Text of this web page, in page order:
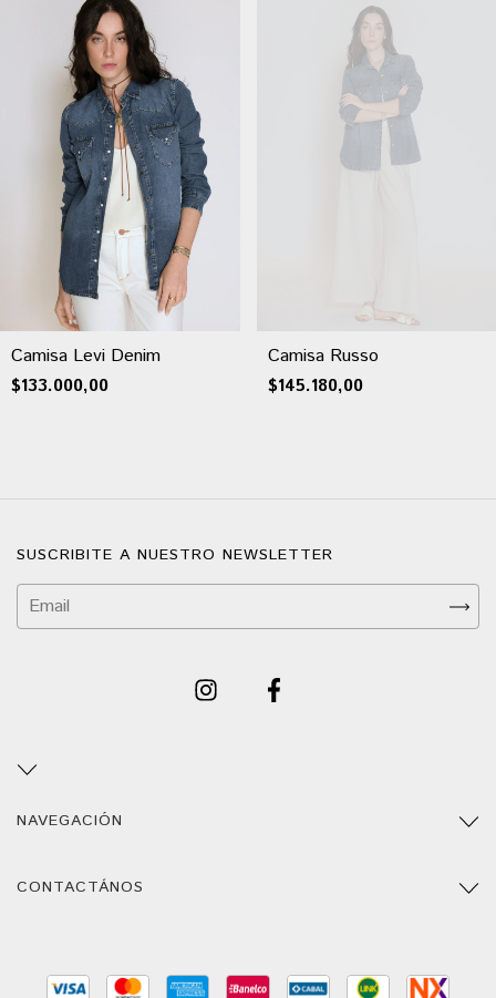
Camisa Levi Denim
$133.000,00
Camisa Russo
$145.180,00
SUSCRIBITE A NUESTRO NEWSLETTER
NAVEGACIÓN
CONTACTÁNOS